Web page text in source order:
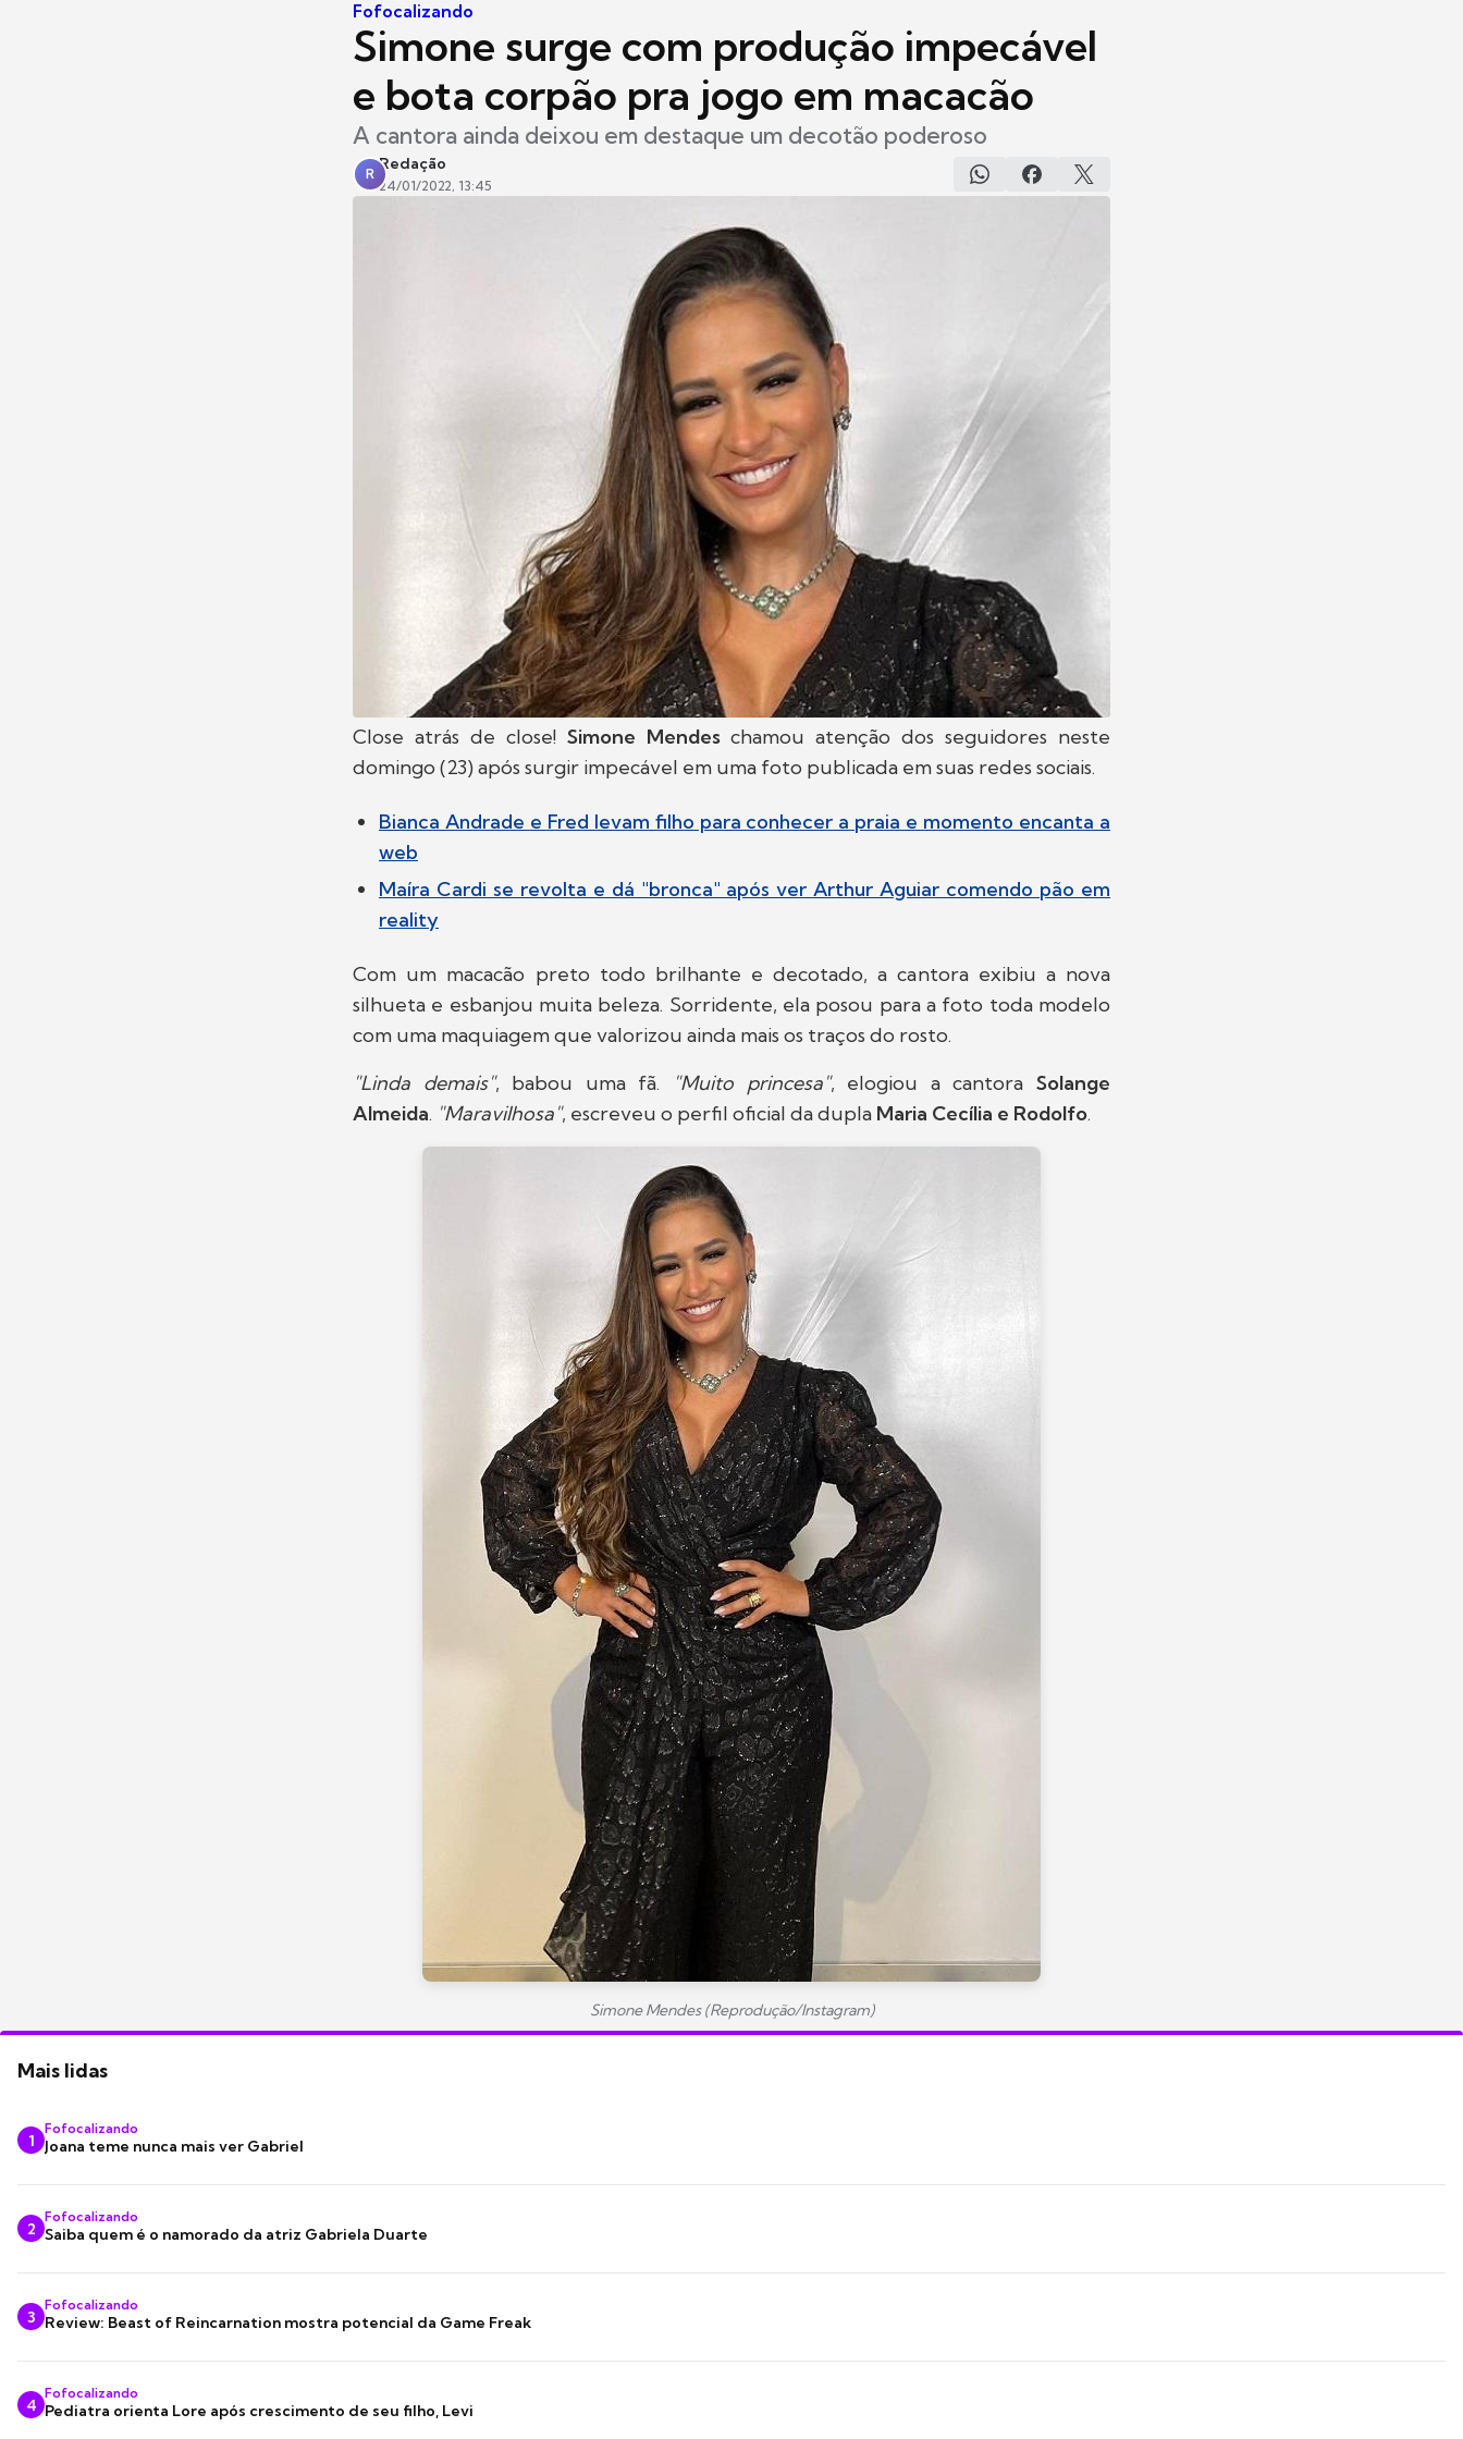
Fofocalizando
Simone surge com produção impecável
e bota corpão pra jogo em macacão
A cantora ainda deixou em destaque um decotão poderoso
R
Redação
24/01/2022, 13:45
Close atrás de close! Simone Mendeschamou atenção dos seguidores neste
domingo (23) após surgir impecável em uma foto publicada em suas redes sociais.
Bianca Andrade e Fred levam filho para conhecer a praia e momento encanta a
web
Maíra Cardi se revolta e dá "bronca" após ver Arthur Aguiar comendo pão em
reality
Com um macacão preto todo brilhante e decotado, a cantora exibiu a nova
silhueta e esbanjou muita beleza. Sorridente, ela posou para a foto toda modelo
com uma maquiagem que valorizou ainda mais os traços do rosto.
"Linda demais", babou uma fã. "Muito princesa", elogiou a cantoraSolange
Almeida. "Maravilhosa", escreveu o perfil oficial da dupla Maria Cecília e Rodolfo.
Simone Mendes (Reprodução/Instagram)
Mais lidas
1
Fofocalizando
Joana teme nunca mais ver Gabriel
2
Fofocalizando
Saiba quem é o namorado da atriz Gabriela Duarte
3
Fofocalizando
Review: Beast of Reincarnation mostra potencial da Game Freak
4
Fofocalizando
Pediatra orienta Lore após crescimento de seu filho, Levi